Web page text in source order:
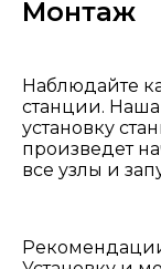
Монтаж
Наблюдайте
станции.
установку
произведет
все узлы и